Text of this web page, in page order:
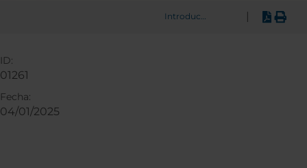
Introducción
ID:
01261
Fecha:
04/01/2025